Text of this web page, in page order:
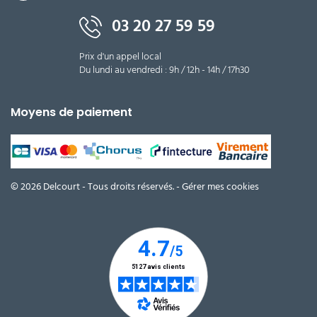
03 20 27 59 59
Prix d'un appel local
Du lundi au vendredi : 9h / 12h - 14h / 17h30
Moyens de paiement
© 2026 Delcourt - Tous droits réservés. -Gérer mes cookies